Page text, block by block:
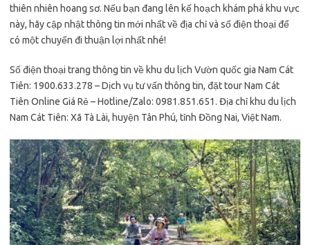
thiên nhiên hoang sơ. Nếu bạn đang lên kế hoạch khám phá khu vực
này, hãy cập nhật thông tin mới nhất về địa chỉ và số điện thoại để
có một chuyến đi thuận lợi nhất nhé!
Số điện thoại trang thông tin về khu du lịch Vườn quốc gia Nam Cát
Tiên: 1900.633.278 – Dịch vụ tư vấn thông tin, đặt tour Nam Cát
Tiên Online Giá Rẻ – Hotline/Zalo: 0981.851.651. Địa chỉ khu du lịch
Nam Cát Tiên: Xã Tà Lài, huyện Tân Phú, tỉnh Đồng Nai, Việt Nam.